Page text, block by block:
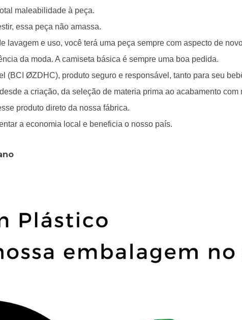
maleabilidade à peça.
essa peça não amassa.
lavagem e uso, você terá uma peça sempre com aspecto de
da moda. A camiseta básica é sempre uma boa pedida.
(BCI ØZDHC), produto seguro e responsável, tanto para seu
a criação, da seleção de materia prima ao acabamento com
produto direto da nossa fábrica.
a economia local e beneficia o nosso país.